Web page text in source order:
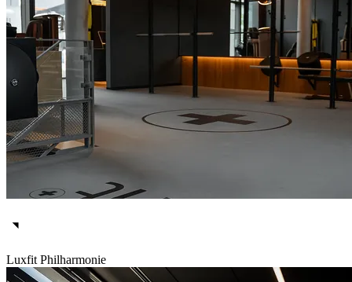
Luxfit Philharmonie